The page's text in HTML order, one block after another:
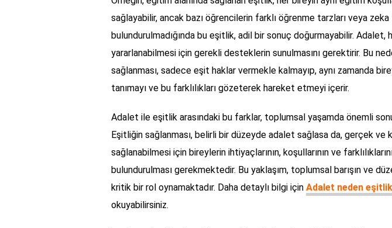
sağlayabilir, ancak bazı öğrencilerin farklı öğrenme tarzları veya
bulundurulmadığında bu eşitlik, adil bir sonuç doğurmayabilir. Adalet,
yararlanabilmesi için gerekli desteklerin sunulmasını gerektirir. Bu
sağlanması, sadece eşit haklar vermekle kalmayıp, aynı zamanda
tanımayı ve bu farklılıkları gözeterek hareket etmeyi içerir.
Adalet ile eşitlik arasındaki bu farklar, toplumsal yaşamda önemli
Eşitliğin sağlanması, belirli bir düzeyde adalet sağlasa da, gerçek ve
sağlanabilmesi için bireylerin ihtiyaçlarının, koşullarının ve
bulundurulması gerekmektedir. Bu yaklaşım, toplumsal barışın ve
kritik bir rol oynamaktadır. Daha detaylı bilgi için Adalet neden
okuyabilirsiniz.